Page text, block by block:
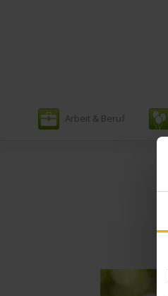
Arbeit & Beruf